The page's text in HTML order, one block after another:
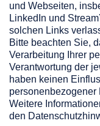
und Webseiten,
LinkedIn und
solchen Links
Bitte beachten Sie,
Verarbeitung Ihrer
Verantwortung der
haben keinen
personenbezogener
Weitere
den